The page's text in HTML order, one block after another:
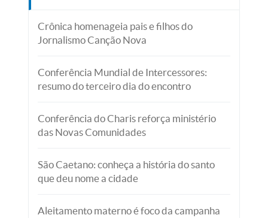
Crônica homenageia pais e filhos do
Jornalismo Canção Nova
Conferência Mundial de Intercessores:
resumo do terceiro dia do encontro
Conferência do Charis reforça ministério
das Novas Comunidades
São Caetano: conheça a história do santo
que deu nome a cidade
Aleitamento materno é foco da campanha